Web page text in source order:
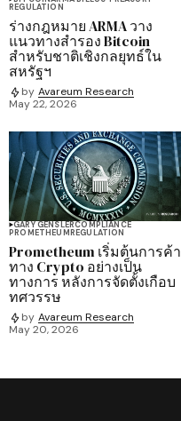
REGULATION
ร่างกฎหมาย ARMA วาง
แนวทางสำรอง Bitcoin
สำหรับชาติเชิงกลยุทธ์ใน
สหรัฐฯ
by Avareum Research
May 22, 2026
GARY GENSLERCOMPLIANCE
PROMETHEUMREGULATION
Prometheum เริ่มต้นการค้า
ทาง Crypto อย่างเป็น
ทางการ หลังการจัดตั้งเกือบ
ทศวรรษ
by Avareum Research
May 20, 2026